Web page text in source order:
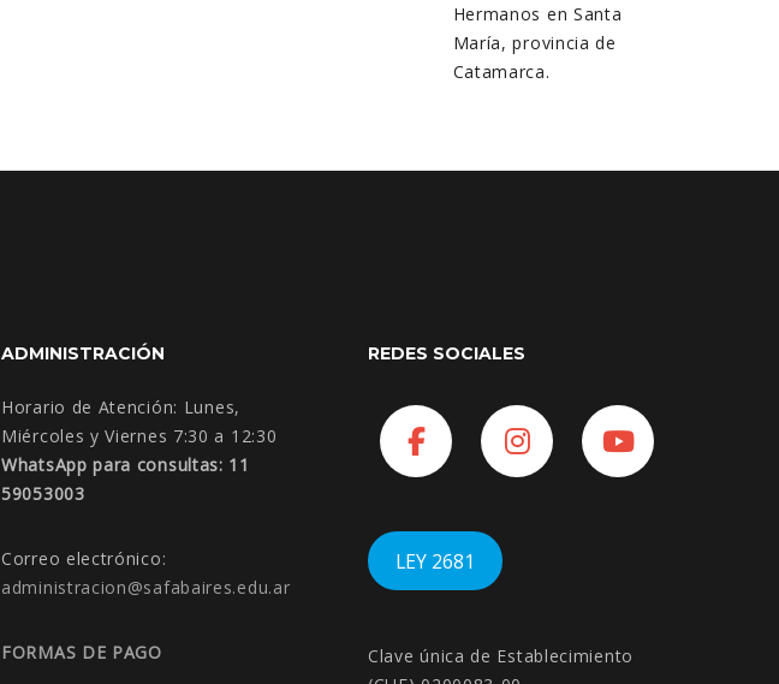
Hermanos en Santa
María, provincia de
Catamarca.
ADMINISTRACIÓN
Horario de Atención: Lunes,
Miércoles y Viernes 7:30 a 12:30
WhatsApp para consultas: 11
59053003
Correo electrónico:
administracion@safabaires.edu.ar
FORMAS DE PAGO
REDES SOCIALES
FacebookInstagramYouTube
LEY 2681
Clave única de Establecimiento